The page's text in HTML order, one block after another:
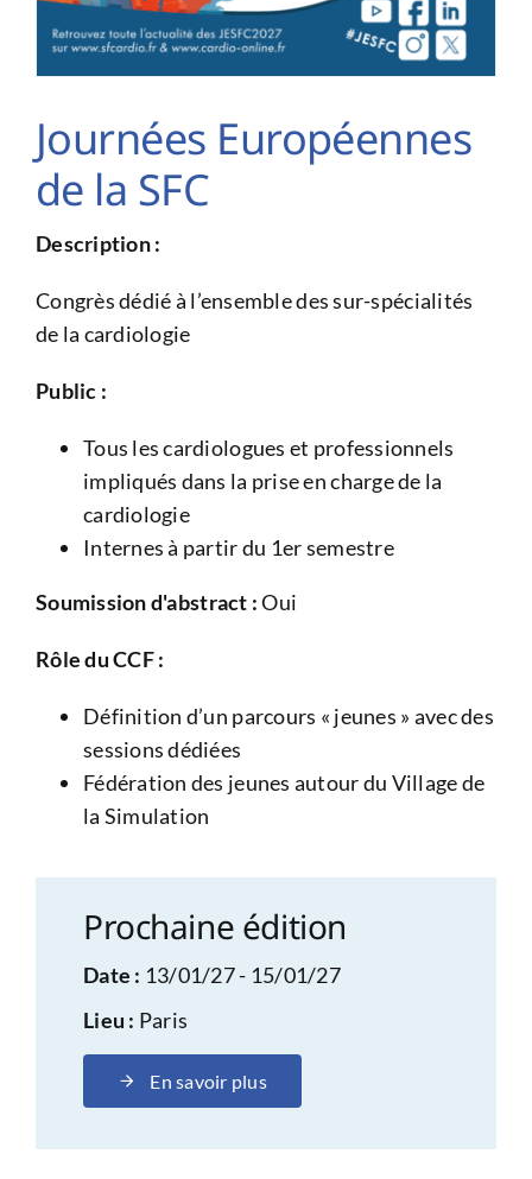
Journées Européennes
de la SFC
Description :
Congrès dédié à l’ensemble des sur-spécialités
de la cardiologie
Public :
Tous les cardiologues et professionnels
impliqués dans la prise en charge de la
cardiologie
Internes à partir du 1er semestre
Soumission d'abstract :Oui
Rôle du CCF :
Définition d’un parcours « jeunes » avec des
sessions dédiées
Fédération des jeunes autour du Village de
la Simulation
Prochaine édition
Date : 13/01/27 - 15/01/27
Lieu : Paris
En savoir plus